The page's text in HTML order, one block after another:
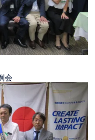
会